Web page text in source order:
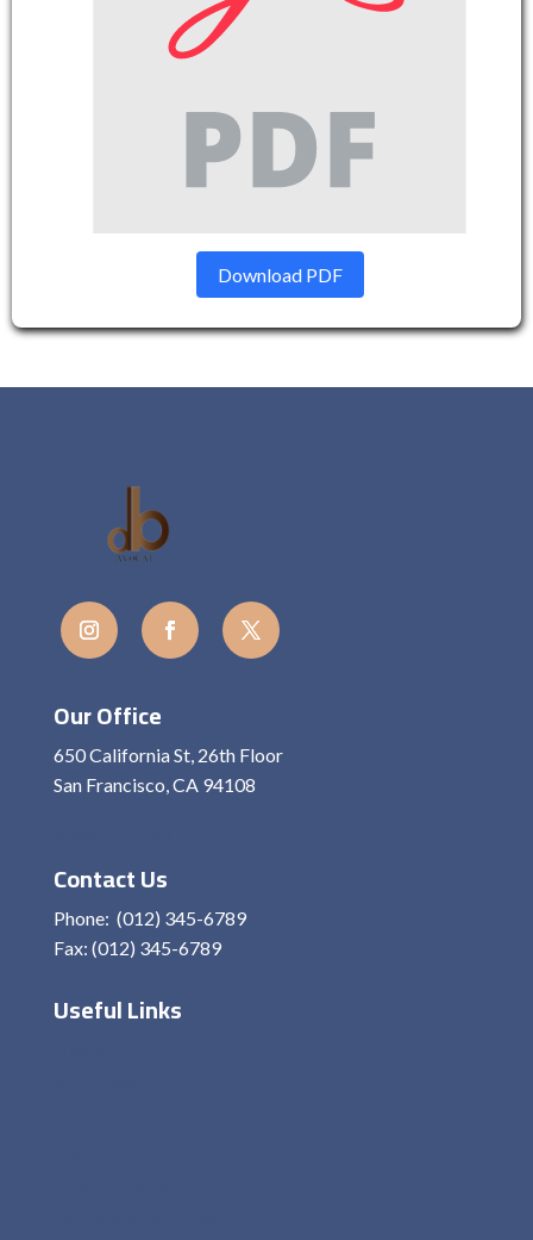
Download PDF
Our Office
650 California St, 26th Floor
San Francisco, CA 94108
Contact Us
Phone: (012) 345-6789
Fax: (012) 345-6789
Useful Links